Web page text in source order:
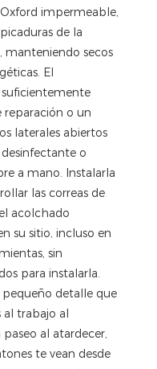
impermeable,
de la
manteniendo secos
El
o un
laterales abiertos
o
a mano. Instalarla
las correas de
acolchado
su sitio, incluso en
sin
para instalarla.
detalle que
al trabajo al
al atardecer,
te vean desde